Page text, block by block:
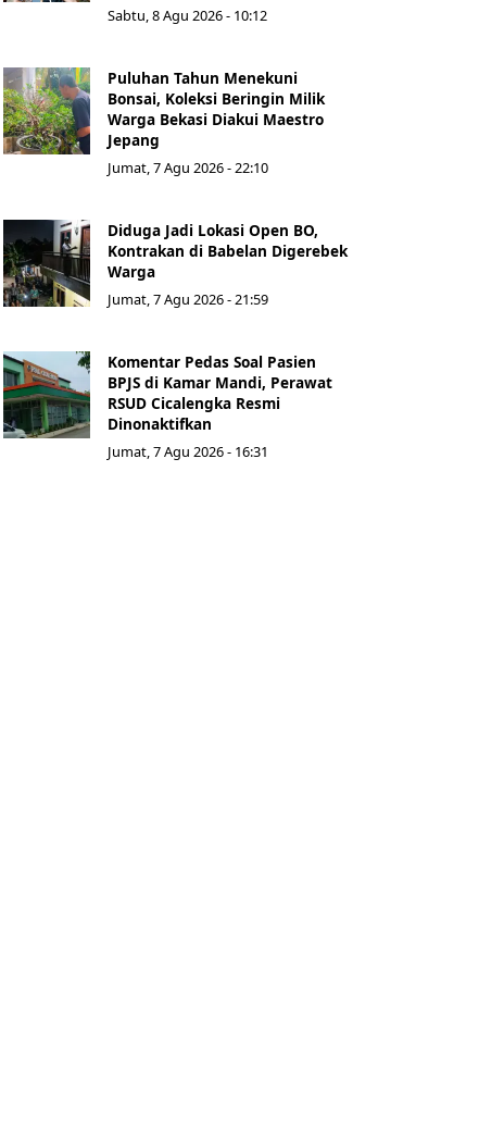
Sabtu, 8 Agu 2026 - 10:12
Puluhan Tahun Menekuni
Bonsai, Koleksi Beringin Milik
Warga Bekasi Diakui Maestro
Jepang
Jumat, 7 Agu 2026 - 22:10
Diduga Jadi Lokasi Open BO,
Kontrakan di Babelan Digerebek
Warga
Jumat, 7 Agu 2026 - 21:59
Komentar Pedas Soal Pasien
BPJS di Kamar Mandi, Perawat
RSUD Cicalengka Resmi
Dinonaktifkan
Jumat, 7 Agu 2026 - 16:31